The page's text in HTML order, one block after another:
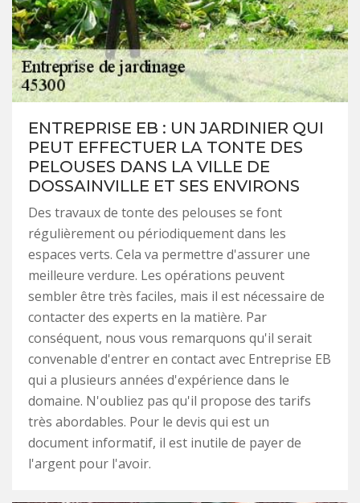
ENTREPRISE EB : UN JARDINIER QUI
PEUT EFFECTUER LA TONTE DES
PELOUSES DANS LA VILLE DE
DOSSAINVILLE ET SES ENVIRONS
Des travaux de tonte des pelouses se font
régulièrement ou périodiquement dans les
espaces verts. Cela va permettre d'assurer une
meilleure verdure. Les opérations peuvent
sembler être très faciles, mais il est nécessaire de
contacter des experts en la matière. Par
conséquent, nous vous remarquons qu'il serait
convenable d'entrer en contact avec Entreprise EB
qui a plusieurs années d'expérience dans le
domaine. N'oubliez pas qu'il propose des tarifs
très abordables. Pour le devis qui est un
document informatif, il est inutile de payer de
l'argent pour l'avoir.